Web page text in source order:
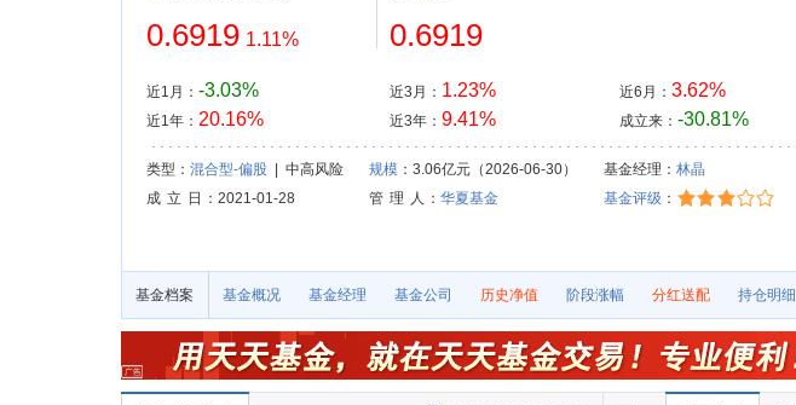
0.6919 1.11%
近1月： -3.03%
近1年： 20.16%
0.6919
近3月： 1.23%
近3年： 9.41%
近6月： 3.62%
成立来： -30.81%
类型： 混合型-偏股| 中高风险 规模：3.06亿元（2026-06-30） 基金经理： 林晶
成 立 日
：2021-01-28 管 理 人 ： 华夏基金 基金评级 ：
基金档案 基金概况 基金经理 基金公司 历史净值 阶段涨幅 分红送配 持仓明细